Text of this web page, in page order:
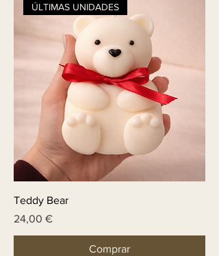
ÚLTIMAS UNIDADES
Teddy Bear
Price
24,00 €
Comprar